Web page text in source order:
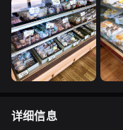
详细信息